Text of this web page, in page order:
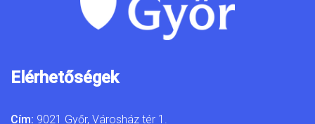
Elérhetőségek
Cím: 9021 Győr, Városház tér 1.